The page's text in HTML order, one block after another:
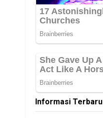
Informasi Terbaru